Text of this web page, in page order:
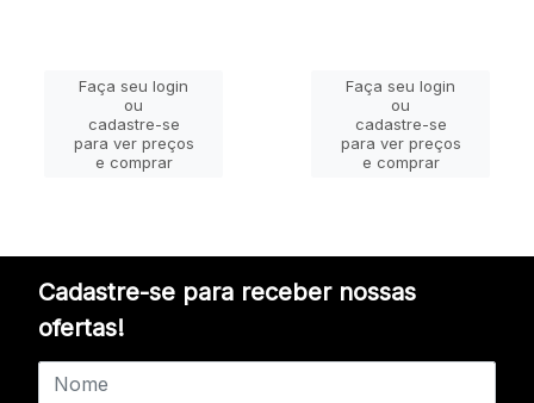
Faça seu login
ou
cadastre-se
para ver preços
e comprar
Faça seu login
ou
cadastre-se
para ver preços
e comprar
Cadastre-se para receber nossas
ofertas!